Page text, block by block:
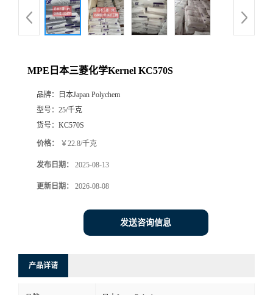
MPE日本三菱化学Kernel KC570S
品牌：
日本Japan Polychem
型号： 25/千克
货号： KC570S
价格： ￥22.8/千克
发布日期： 2025-08-13
更新日期： 2026-08-08
发送咨询信息
产品详请